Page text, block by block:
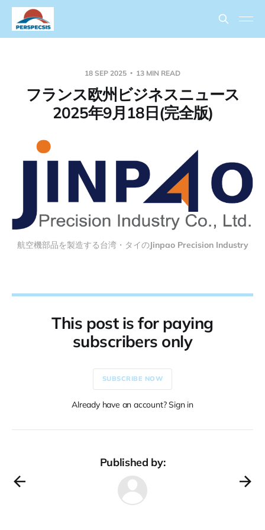
18 SEP 2025 13 MIN READ
フランス欧州ビジネスニュース
2025年9月18日(完全版)
航空機部品を製造する台湾・タイのJinpao Precision Industry
This post is for paying
subscribers only
SUBSCRIBE NOW
Already have an account? Sign in
Published by: